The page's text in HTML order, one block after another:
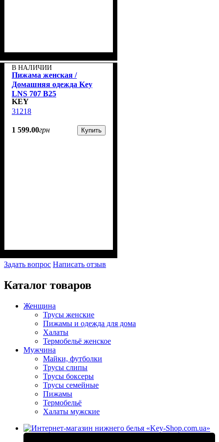
В НАЛИЧИИ
Пижама женская /
Домашняя одежда Key
LNS 707 B25
KEY
31218
1 599.00грн Купить
Задать вопрос Написать отзыв
Каталог товаров
Женщина
Трусы женские
Пижамы и одежда для дома
Халаты
Термобельё женское
Мужчина
Майки, футболки
Трусы слипы
Трусы боксеры
Трусы семейные
Пижамы
Термобельё
Халаты мужские